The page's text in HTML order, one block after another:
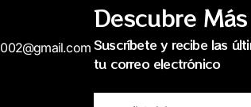
Descubre Más
Suscríbete y recibe las
tu correo electrónico